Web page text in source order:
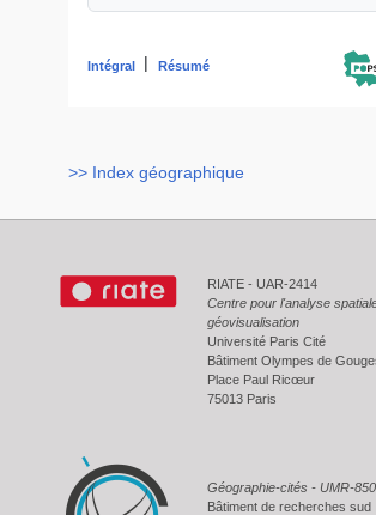
Intégral | Résumé
>> Index géographique
RIATE - UAR-2414
Centre pour l'analyse
géovisualisation
Université Paris Cité
Bâtiment Olympes de
Place Paul Ricœur
75013 Paris
Géographie-cités - UMR-
Bâtiment de recherches sud